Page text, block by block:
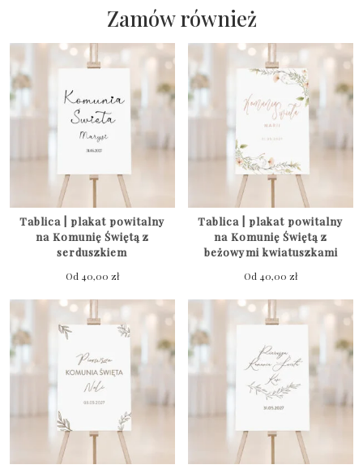
Komunię
Świętą
z
niebieskimi
kwiatuszkami
Zamów również
Tablica | plakat powitalny
na Komunię Świętą z
serduszkiem
Od 40,00 zł
Tablica | plakat powitalny
na Komunię Świętą z
beżowymi kwiatuszkami
Od 40,00zł